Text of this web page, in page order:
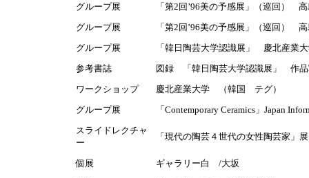
グループ展
「第2回’96美の予感展」（巡回）
グループ展
「第2回’96美の予感展」（巡回）
グループ展
「韓日陶芸大学認識展」 慶北産
参考書誌
図録 「韓日陶芸大学認識展」 作品
ワークショップ
慶北産業大学 （韓国 テグ）
グループ展
「Contemporary Ceramics」Japan
スライドレクチャ
ー
「現代の陶芸４世代の女性陶芸家
個展
ギャラリー白 /大坂